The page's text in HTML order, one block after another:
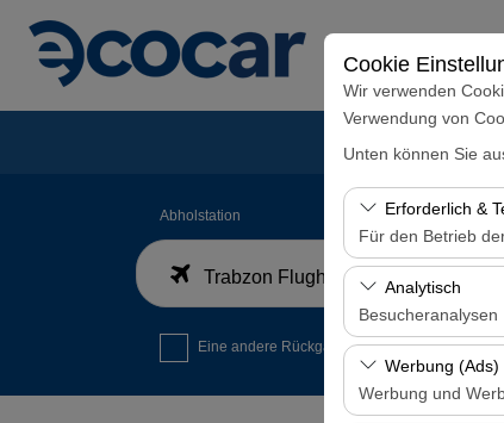
Cookie
Wir verwenden
Verwendung von
Unten können Sie
Erforderlich &
Für den Betrieb
Diese Cookies
und grundlegende
Analytisch
Besucheranalysen
Diese Cookies
Seiten,
Werbung (Ads)
Werbung und
Abholstation
Trabzon Flughafen
Eine andere Rückgabestation auswählen